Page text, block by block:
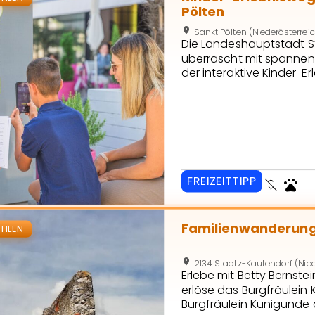
Pölten
location_on Sankt Pölten
Die Landeshauptstadt
überrascht mit
der interaktive Kinder-
FREIZEITTIPP money_off pets
von Familienwanderung Burgruine Staatz
location_on 2134 Staatz-Kautendorf
Erlebe mit Betty
erlöse das Burgfräulein
Burgfräulein